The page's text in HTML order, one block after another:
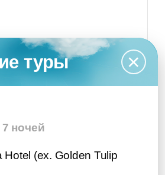
4*
туры ×
7 ночей
Hotel (ex. Golden Tulip